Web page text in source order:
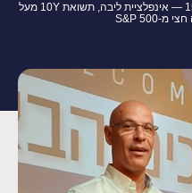
סקירה פיננסית שבועית 15/05/26 — אינפלציית ליבה, תשואת 10Y מעל